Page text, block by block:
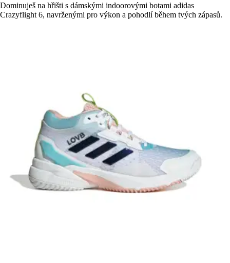
Dominuješ na hřišti s dámskými indoorovými botami adidas
Crazyflight 6, navrženými pro výkon a pohodlí během tvých zápasů.